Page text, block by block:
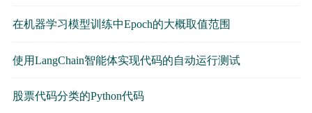
在机器学习模型训练中Epoch的大概取值范围
使用LangChain智能体实现代码的自动运行测试
股票代码分类的Python代码